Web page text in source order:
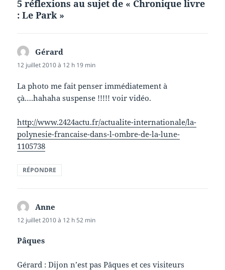
5 réflexions au sujet de « Chronique livre
: Le Park »
Gérard
12 juillet 2010 à 12 h 19 min
La photo me fait penser immédiatement à
çà….hahaha suspense !!!!! voir vidéo.
http://www.2424actu.fr/actualite-internationale/la-
polynesie-francaise-dans-l-ombre-de-la-lune-
1105738
RÉPONDRE
Anne
12 juillet 2010 à 12 h 52 min
Pâques
Gérard : Dijon n’est pas Pâques et ces visiteurs